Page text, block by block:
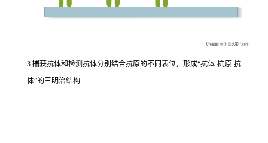
3 捕获抗体和检测抗体分别结合抗原的不同表位，形成“抗体-抗原-抗
体”的三明治结构